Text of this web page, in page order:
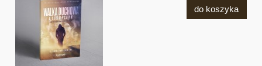
do koszyka